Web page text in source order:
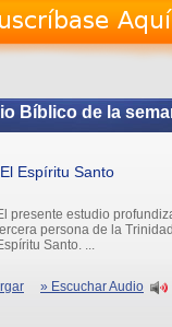
Bíblico de la
Espíritu Santo
presente estudio
persona de la
Santo. ...
» Escuchar Audio